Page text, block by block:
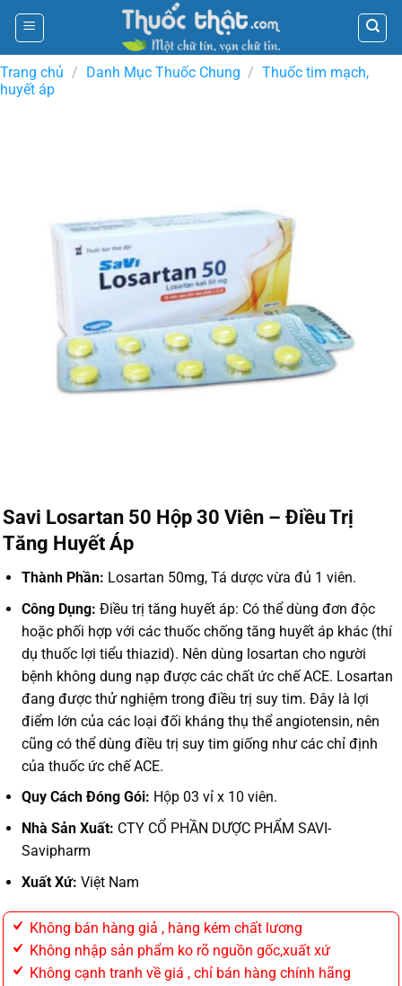
Skip
content
Trang chủ / Danh Mục Thuốc Chung / Thuốc tim mạch,
huyết áp
Savi Losartan 50 Hộp 30 Viên – Điều Trị
Tăng Huyết Áp
Thành Phần: Losartan 50mg, Tá dược vừa đủ 1 viên.
Công Dụng: Ðiều trị tăng huyết áp: Có thể dùng đơn độc
hoặc phối hợp với các thuốc chống tăng huyết áp khác (thí
dụ thuốc lợi tiểu thiazid). Nên dùng losartan cho người
bệnh không dung nạp được các chất ức chế ACE. Losartan
đang được thử nghiệm trong điều trị suy tim. Ðây là lợi
điểm lớn của các loại đối kháng thụ thể angiotensin, nên
cũng có thể dùng điều trị suy tim giống như các chỉ định
của thuốc ức chế ACE.
Quy Cách Đóng Gói: Hộp 03 vỉ x 10 viên.
Nhà Sản Xuất: CTY CỔ PHẦN DƯỢC PHẨM SAVI-
Savipharm
Xuất Xứ: Việt Nam
Không bán hàng giả , hàng kém chất lương
Không nhập sản phẩm ko rõ nguồn gốc,xuất xứ
Không cạnh tranh về giá , chỉ bán hàng chính hãng